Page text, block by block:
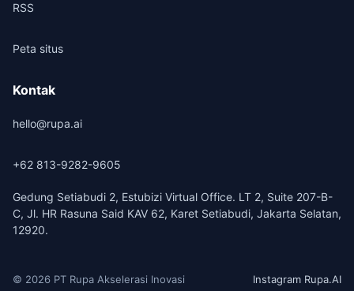
RSS
Peta situs
Kontak
hello@rupa.ai
+62 813-9282-9605
Gedung Setiabudi 2, Estubizi Virtual Office. LT 2, Suite 207-B-
C, Jl. HR Rasuna Said KAV 62, Karet Setiabudi, Jakarta Selatan,
12920.
© 2026 PT Rupa Akselerasi Inovasi Instagram Rupa.AI